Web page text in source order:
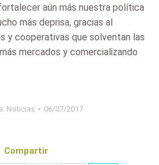
aún más nuestra política
más deprisa, gracias al
y cooperativas que solventan las
mercados y comercializando
Noticias 06/07/2017
Compartir